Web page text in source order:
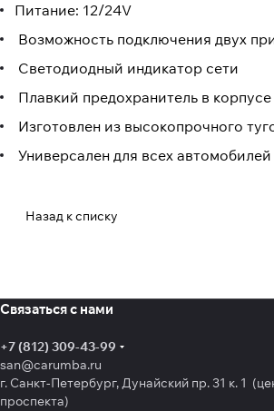
Питание: 12/24V
Возможность подключения двух
Светодиодный индикатор сети
Плавкий предохранитель в
Изготовлен из высокопрочного
Универсален для всех автомобилей
Назад к списку
Связаться с нами
+7 (812) 309-43-99
san@carumba.ru
г. Санкт-Петербург, Дунайский пр. 31 к. 1
проспекта)